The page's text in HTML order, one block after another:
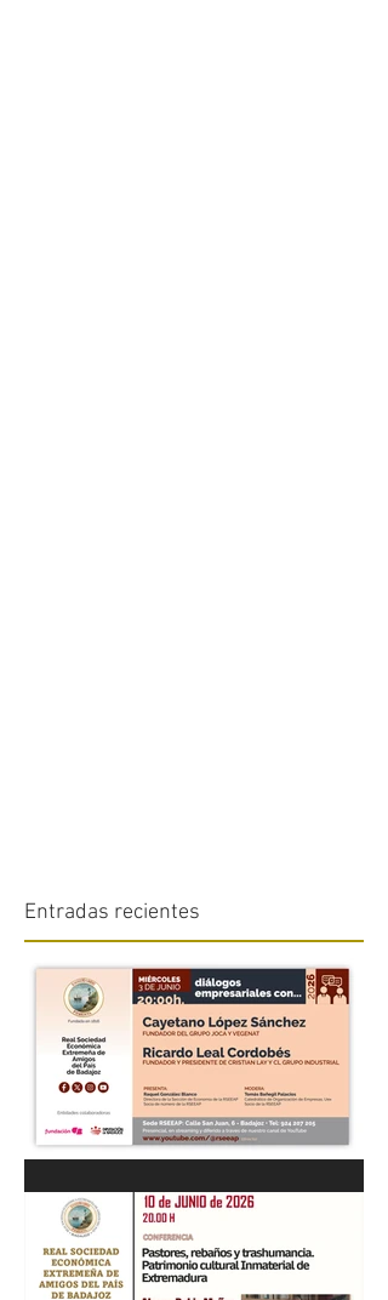
Entradas recientes
“DIÁLOGOS EMPRESARIALES
CON...” Cayetano López
Sánchez y Ricardo Leal